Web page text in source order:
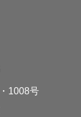
1008号